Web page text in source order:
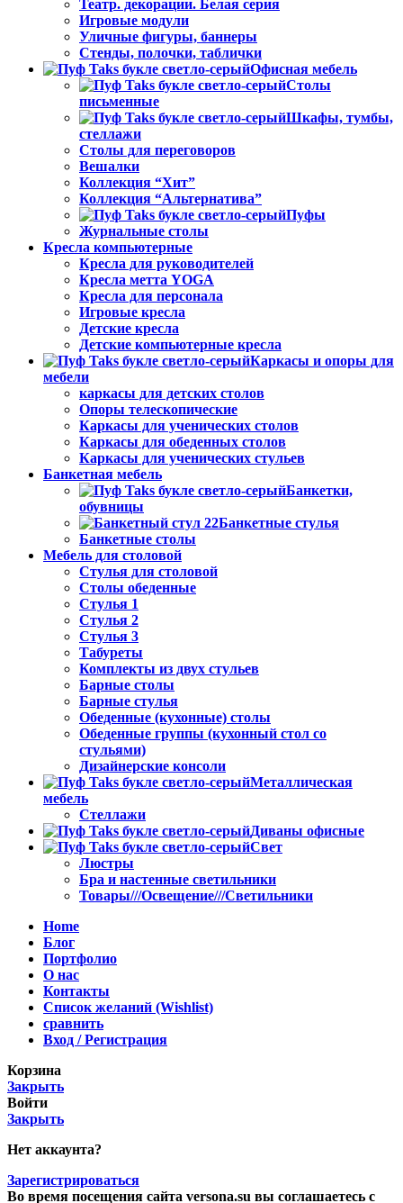
Театр. декорации. Белая серия
Игровые модули
Уличные фигуры, баннеры
Стенды, полочки, таблички
Офисная мебель
Столы
письменные
Шкафы, тумбы,
стеллажи
Столы для переговоров
Вешалки
Коллекция “Хит”
Коллекция “Альтернатива”
Пуфы
Журнальные столы
Кресла компьютерные
Кресла для руководителей
Кресла метта YOGA
Кресла для персонала
Игровые кресла
Детские кресла
Детские компьютерные кресла
Каркасы и опоры для
мебели
каркасы для детских столов
Опоры телескопические
Каркасы для ученических столов
Каркасы для обеденных столов
Каркасы для ученических стульев
Банкетная мебель
Банкетки,
обувницы
Банкетные стулья
Банкетные столы
Мебель для столовой
Стулья для столовой
Столы обеденные
Стулья 1
Стулья 2
Стулья 3
Табуреты
Комплекты из двух стульев
Барные столы
Барные стулья
Обеденные (кухонные) столы
Обеденные группы (кухонный стол со
стульями)
Дизайнерские консоли
Металлическая
мебель
Стеллажи
Диваны офисные
Свет
Люстры
Бра и настенные светильники
Товары///Освещение///Светильники
Home
Блог
Портфолио
О нас
Контакты
Список желаний (Wishlist)
сравнить
Вход / Регистрация
Корзина
Закрыть
Войти
Закрыть
Нет аккаунта?
Зарегистрироваться
Во время посещения сайта versona.su вы соглашаетесь с